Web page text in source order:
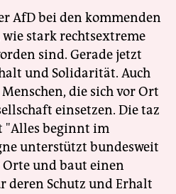
AfD bei den kommenden
stark rechtsextreme
sind. Gerade jetzt
und Solidarität. Auch
die sich vor Ort
einsetzen. Die taz
"Alles beginnt im
unterstützt bundesweit
und baut einen
deren Schutz und Erhalt